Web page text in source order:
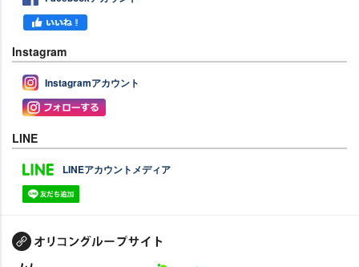
Instagram
Instagramアカウント
LINE
LINEアカウントメディア